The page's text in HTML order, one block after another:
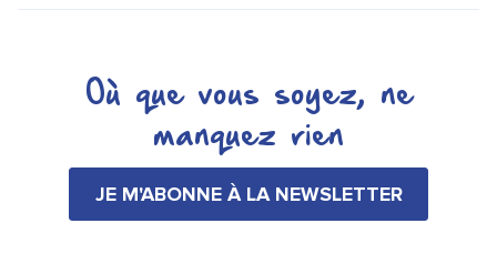
Où que vous soyez, ne
manquez rien
JE M'ABONNE À LA NEWSLETTER